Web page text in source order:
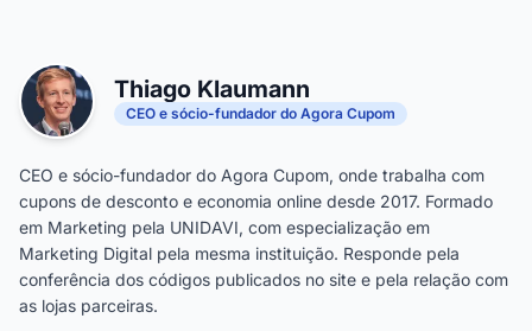
Thiago Klaumann
CEO e sócio-fundador do Agora Cupom
CEO e sócio-fundador do Agora Cupom, onde trabalha com
cupons de desconto e economia online desde 2017. Formado
em Marketing pela UNIDAVI, com especialização em
Marketing Digital pela mesma instituição. Responde pela
conferência dos códigos publicados no site e pela relação com
as lojas parceiras.